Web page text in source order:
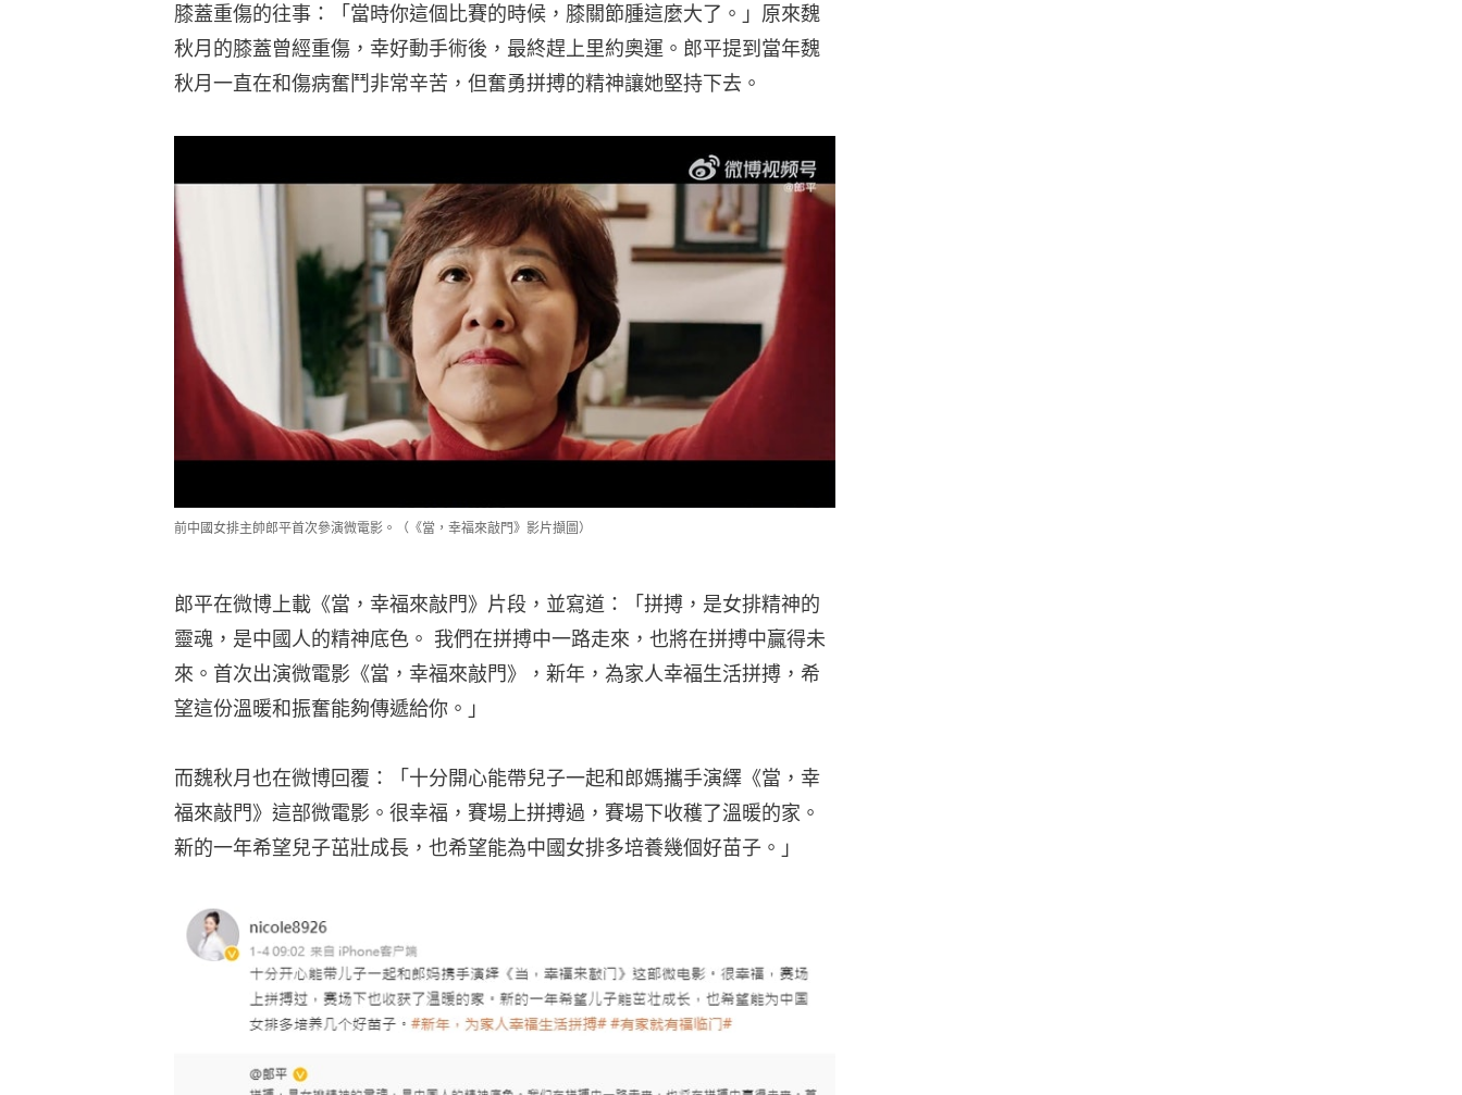
膝蓋重傷的往事：「當時你這個比賽的時候，膝關節腫這麼大了。」原來魏
秋月的膝蓋曾經重傷，幸好動手術後，最終趕上里約奧運。郎平提到當年魏
秋月一直在和傷病奮鬥非常辛苦，但奮勇拼搏的精神讓她堅持下去。
前中國女排主帥郎平首次參演微電影。（《當，幸福來敲門》影片擷圖）
郎平在微博上載《當，幸福來敲門》片段，並寫道：「拼搏，是女排精神的
靈魂，是中國人的精神底色。 我們在拼搏中一路走來，也將在拼搏中贏得未
來。首次出演微電影《當，幸福來敲門》，新年，為家人幸福生活拼搏，希
望這份溫暖和振奮能夠傳遞給你。」
而魏秋月也在微博回覆：「十分開心能帶兒子一起和郎媽攜手演繹《當，幸
福來敲門》這部微電影。很幸福，賽場上拼搏過，賽場下收穫了溫暖的家。
新的一年希望兒子茁壯成長，也希望能為中國女排多培養幾個好苗子。」